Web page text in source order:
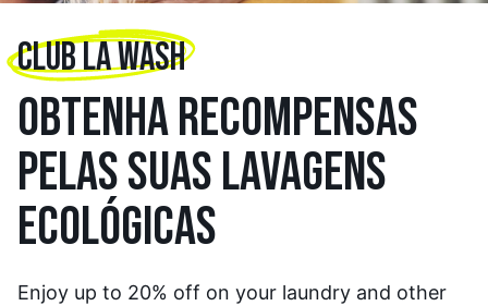
CLUB LA WASH
OBTENHA RECOMPENSAS
PELAS SUAS LAVAGENS
ECOLÓGICAS
Enjoy up to 20% off on your laundry and other